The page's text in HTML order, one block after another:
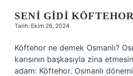
SENI GIDI
Tarih: Ekim 26, 2024
Köftehor ne demek Osmanlı?
karısının başkasıyla zina
adam: Köftehor. Osmanlı